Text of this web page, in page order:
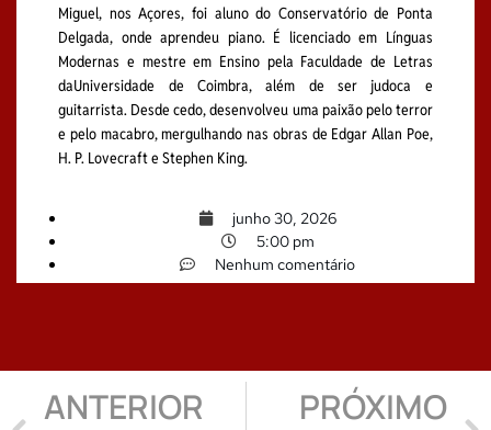
Miguel, nos Açores, foi aluno do Conservatório de Ponta
Delgada, onde aprendeu piano. É licenciado em Línguas
Modernas e mestre em Ensino pela Faculdade de Letras
daUniversidade de Coimbra, além de ser judoca e
guitarrista. Desde cedo, desenvolveu uma paixão pelo terror
e pelo macabro, mergulhando nas obras de Edgar Allan Poe,
H. P. Lovecraft e Stephen King.
junho 30, 2026
5:00 pm
Nenhum comentário
ANTERIOR
PRÓXIMO